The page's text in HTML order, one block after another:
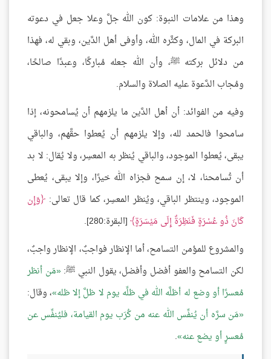
وهذا من علامات النبوة: كون الله جلَّ وعلا جعل في دعوته
البركة في المال، وكثَّره الله، وأوفى أهل الدَّين، وبقي له، فهذا
من دلائل بركته ﷺ، وأن الله جعله مُباركًا، وعبدًا صالحًا،
ومُجاب الدَّعوة عليه الصلاة والسلام.
وفيه من الفوائد: أن أهل الدَّين ما يلزمهم أن يُسامحونه، إذا
سامحوا فالحمد لله، وإلا يلزمهم أن يُعطوا حقَّهم، والباقي
يبقى، يُعطوا الموجود، والباقي يُنظر به المعسِر، ولا يُقال: لا بد
أن تُسامحنا، لا، إن سمح فجزاه الله خيرًا، وإلا يبقى، يُعطى
الموجود، وينتظر الباقي، ويُنظر المعسِر، كما قال تعالى: وَإِن
كَانَ ذُو عُسْرَةٍ فَنَظِرَةٌ إِلَى مَيْسَرَةٍ [البقرة:280].
والمشروع للمؤمن التسامح، أما الإنظار فواجبٌ، الإنظار واجبٌ،
لكن التسامح والعفو أفضل وأفضل، يقول النبي ﷺ: مَن أنظر
مُعسرًا أو وضع له أظلَّه الله في ظلِّه يوم لا ظلَّ إلا ظله ، وقال:
مَن سرَّه أن يُنفِّس الله عنه من كُرَب يوم القيامة، فليُنفِّس عن
مُعسرٍ أو يضع عنه .